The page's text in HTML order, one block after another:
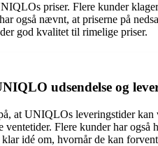
priser. Flere kunder
også nævnt, at priserne på
god kvalitet til rimelige priser.
udsendelse og
at UNIQLOs leveringstider
ventetider. Flere kunder har
idé om, hvornår de kan